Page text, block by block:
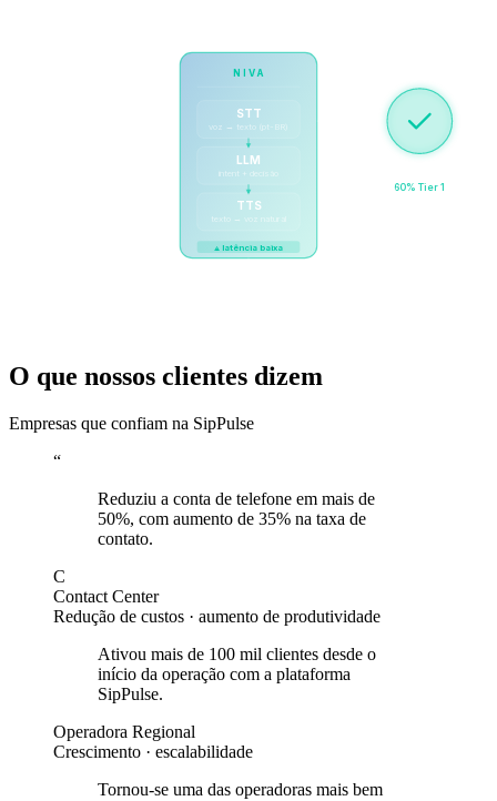
NIVA
STT
voz → texto (pt-BR)
LLM
intent + decisão
TTS
texto → voz natural
⟁ latência baixa
60% Tier 1
O que nossos clientes dizem
Empresas que confiam na SipPulse
“
Reduziu a conta de telefone em mais de
50%, com aumento de 35% na taxa de
contato.
C
Contact Center
Redução de custos · aumento de produtividade
Ativou mais de 100 mil clientes desde o
início da operação com a plataforma
SipPulse.
Operadora Regional
Crescimento · escalabilidade
Tornou-se uma das operadoras mais bem